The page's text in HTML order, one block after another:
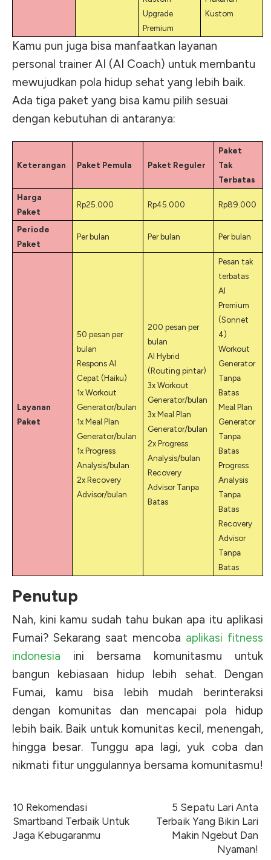
Upgrade
Premium
Kustom
Kamu pun juga bisa manfaatkan layanan
personal trainer AI (AI Coach) untuk membantu
mewujudkan pola hidup sehat yang lebih baik.
Ada tiga paket yang bisa kamu pilih sesuai
dengan kebutuhan di antaranya:
Keterangan Paket Pemula Paket Reguler
Paket
Tak
Terbatas
Harga
Paket
Rp25.000 Rp45.000 Rp89.000
Periode
Paket
Per bulan Per bulan Per bulan
Layanan
Paket
50 pesan per
bulan
Respons AI
Cepat (Haiku)
1x Workout
Generator/bulan
1x Meal Plan
Generator/bulan
1x Progress
Analysis/bulan
2x Recovery
Advisor/bulan
200 pesan per
bulan
AI Hybrid
(Routing pintar)
3x Workout
Generator/bulan
3x Meal Plan
Generator/bulan
2x Progress
Analysis/bulan
Recovery
Advisor Tanpa
Batas
Pesan tak
terbatas
AI
Premium
(Sonnet
4)
Workout
Generator
Tanpa
Batas
Meal Plan
Generator
Tanpa
Batas
Progress
Analysis
Tanpa
Batas
Recovery
Advisor
Tanpa
Batas
Penutup
Nah, kini kamu sudah tahu bukan apa itu aplikasi
Fumai? Sekarang saat mencoba aplikasi fitness
indonesia ini bersama komunitasmu untuk
bangun kebiasaan hidup lebih sehat. Dengan
Fumai, kamu bisa lebih mudah berinteraksi
dengan komunitas dan mencapai pola hidup
lebih baik. Baik untuk komunitas kecil, menengah,
hingga besar. Tunggu apa lagi, yuk coba dan
nikmati fitur unggulannya bersama komunitasmu!
10 Rekomendasi
Smartband Terbaik Untuk
Jaga Kebugaranmu
5 Sepatu Lari Anta
Terbaik Yang Bikin Lari
Makin Ngebut Dan
Nyaman!